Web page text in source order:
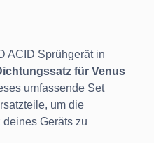
ACID Sprühgerät in
für Venus
umfassende Set
um die
Geräts zu